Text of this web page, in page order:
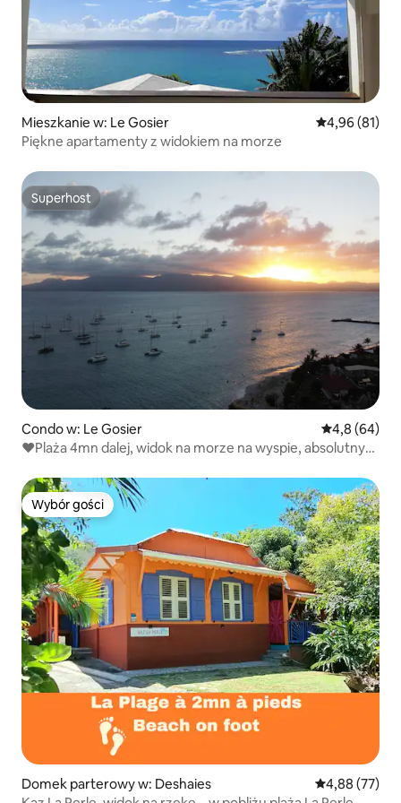
Mieszkanie w: Le Gosier Średnia
4,96 (81)
Piękne apartamenty z widokiem na morze
Superhost
Superhost
Condo w: Le Gosier Średnia
4,8 (64)
❤Plaża 4mn dalej, widok na morze na wyspie, absolutny
Wybór gości
Wybór gości
Domek parterowy w: Deshaies Średnia
4,88 (77)